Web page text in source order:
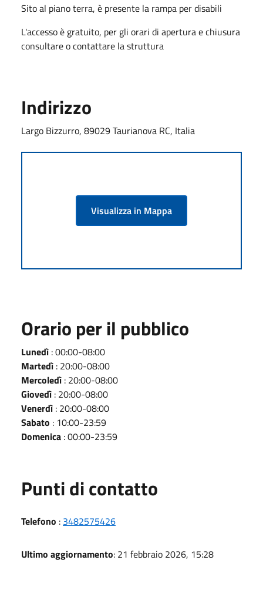
Sito al piano terra, è presente la rampa per disabili
L'accesso è gratuito, per gli orari di apertura e chiusura
consultare o contattare la struttura
Indirizzo
Largo Bizzurro, 89029 Taurianova RC, Italia
Visualizza in Mappa
Orario per il pubblico
Lunedì : 00:00-08:00
Martedì : 20:00-08:00
Mercoledì : 20:00-08:00
Giovedì : 20:00-08:00
Venerdì : 20:00-08:00
Sabato : 10:00-23:59
Domenica : 00:00-23:59
Punti di contatto
Telefono : 3482575426
Ultimo aggiornamento: 21 febbraio 2026, 15:28